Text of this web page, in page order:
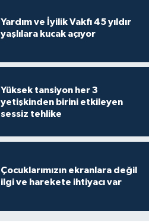
Yardım ve İyilik Vakfı 45 yıldır
yaşlılara kucak açıyor
Yüksek tansiyon her 3
yetişkinden birini etkileyen
sessiz tehlike
Çocuklarımızın ekranlara değil
ilgi ve harekete ihtiyacı var